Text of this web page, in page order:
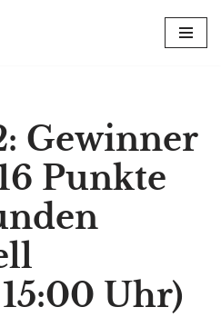
Gewinner
Punkte
Uhr)